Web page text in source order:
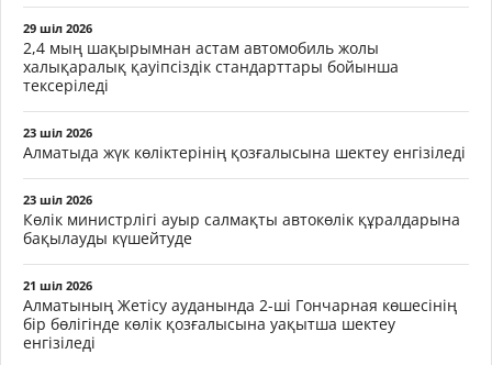
29 шіл 2026
2,4 мың шақырымнан астам автомобиль жолы
халықаралық қауіпсіздік стандарттары бойынша
тексеріледі
23 шіл 2026
Алматыда жүк көліктерінің қозғалысына шектеу енгізіледі
23 шіл 2026
Көлік министрлігі ауыр салмақты автокөлік құралдарына
бақылауды күшейтуде
21 шіл 2026
Алматының Жетісу ауданында 2-ші Гончарная көшесінің
бір бөлігінде көлік қозғалысына уақытша шектеу
енгізіледі